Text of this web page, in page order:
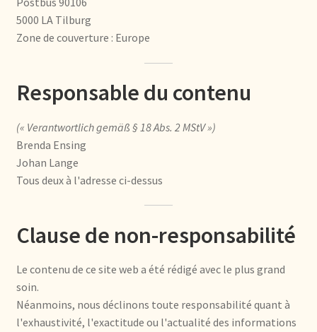
Contact
Contact
Contacto
Current price list
Datenschutzerklärung
Déclaration de confidentialité
Devoluciones y garantía
Envío y entrega
5000 LA Tilburg
Zone de couverture : Europe
Responsable du contenu
(« Verantwortlich gemäß § 18 Abs. 2 MStV »)
Brenda Ensing
Johan Lange
Tous deux à l'adresse ci-dessus
Clause de non-responsabilité
Le contenu de ce site web a été rédigé avec le plus grand
soin.
Néanmoins, nous déclinons toute responsabilité quant à
l'exhaustivité, l'exactitude ou l'actualité des informations